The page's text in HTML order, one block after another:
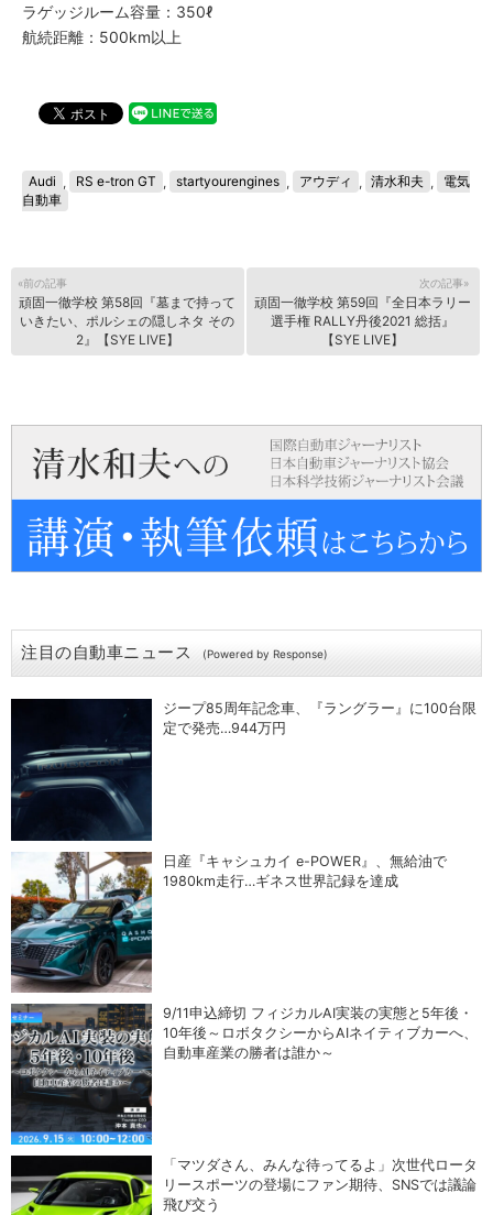
ラゲッジルーム容量：350ℓ
航続距離：500km以上
Audi , RS e-tron GT , startyourengines , アウディ , 清水和夫 ,
電気
自動車
«前の記事
頑固一徹学校 第58回『墓まで持って
いきたい、ポルシェの隠しネタ その
2』【SYE LIVE】
次の記事»
頑固一徹学校 第59回『全日本ラリー
選手権 RALLY丹後2021 総括』
【SYE LIVE】
注目の自動車ニュース (Powered by Response)
ジープ85周年記念車、『ラングラー』に100台限
定で発売…944万円
日産『キャシュカイ e-POWER』、無給油で
1980km走行…ギネス世界記録を達成
9/11申込締切 フィジカルAI実装の実態と5年後・
10年後～ロボタクシーからAIネイティブカーへ、
自動車産業の勝者は誰か～
「マツダさん、みんな待ってるよ」次世代ロータ
リースポーツの登場にファン期待、SNSでは議論
飛び交う